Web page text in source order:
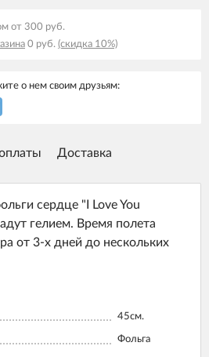
от 300 руб.
0 руб. (скидка 10%)
о нем своим друзьям:
Доставка
сердце "I Love You
гелием. Время полета
от 3-х дней до нескольких
45см.
Фольга